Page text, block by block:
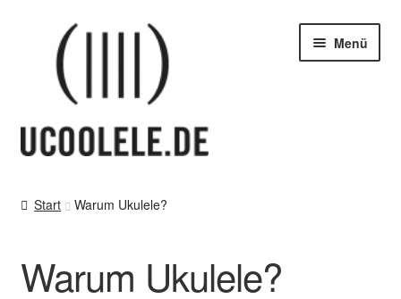
Navigation
springen
springen
Menü
SHOP
Start Warum Ukulele?
Warum Ukulele?